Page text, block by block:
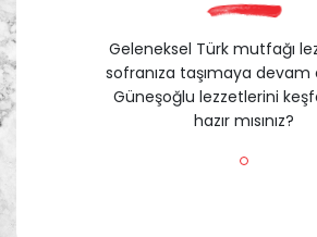
Geleneksel Türk mutfağı
sofranıza taşımaya devam
Güneşoğlu lezzetlerini
hazır mısınız?